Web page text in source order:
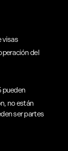
visas
del
pueden
no están
ser partes